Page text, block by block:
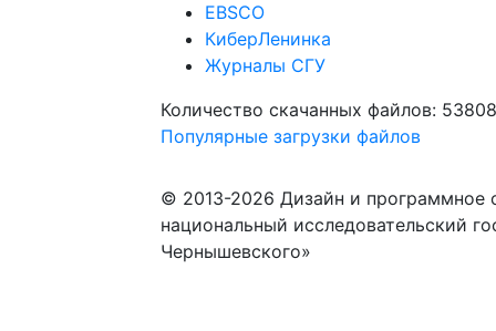
EBSCO
КиберЛенинка
Журналы СГУ
Количество скачанных файлов:
Популярные загрузки файлов
© 2013-2026 Дизайн и программное
национальный исследовательский
Чернышевского»